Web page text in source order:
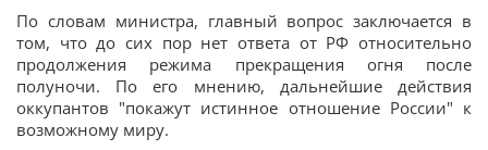
По словам министра, главный вопрос заключается в
том, что до сих пор нет ответа от РФ относительно
продолжения режима прекращения огня после
полуночи. По его мнению, дальнейшие действия
оккупантов "покажут истинное отношение России" к
возможному миру.